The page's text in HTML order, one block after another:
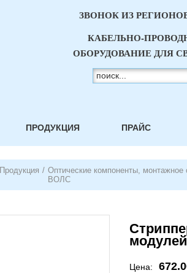
ЗВОНОК ИЗ
КАБЕЛЬНО-
ОБОРУДОВАНИЕ ДЛЯ
ПРОДУКЦИЯ ПРАЙС
Продукция / Оптические компоненты, монтажное
ВОЛС
Цена: